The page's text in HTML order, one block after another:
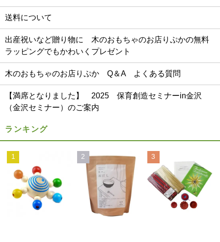
送料について
出産祝いなど贈り物に 木のおもちゃのお店りぷかの無料
ラッピングでもかわいくプレゼント
木のおもちゃのお店りぷか Q＆A よくある質問
【満席となりました】 2025 保育創造セミナーin金沢
（金沢セミナー）のご案内
ランキング
1 2 3